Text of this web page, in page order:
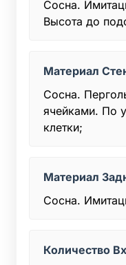
Сосна.
Высота до
Материал
Сосна.
ячейками. По
клетки;
Материал
Сосна.
Количество